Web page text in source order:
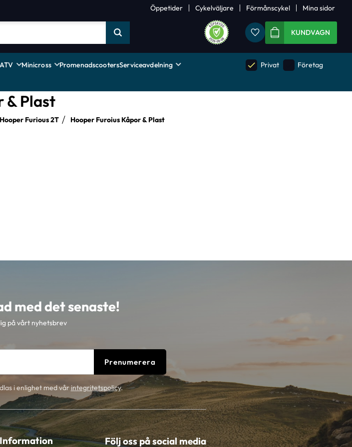
Öppetider Cykelväljare Förmånscykel Mina sidor
FavoriterKUNDVAGN
Minicross PromenadscootersServiceavdelning done Privat Företag
& Plast
Hooper Furious 2T Hooper Furoius Kåpor & Plast
med det senaste!
på vårt nyhetsbrev
Prenumerera
i enlighet med vårintegritetspolicy.
Följ oss på social media